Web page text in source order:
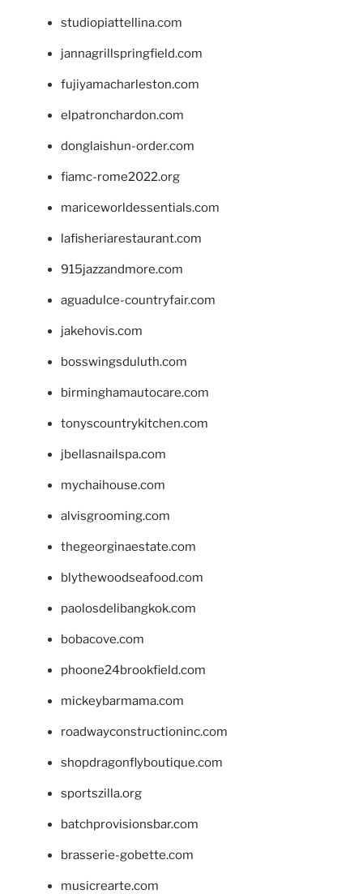
studiopiattellina.com
jannagrillspringfield.com
fujiyamacharleston.com
elpatronchardon.com
donglaishun-order.com
fiamc-rome2022.org
mariceworldessentials.com
lafisheriarestaurant.com
915jazzandmore.com
aguadulce-countryfair.com
jakehovis.com
bosswingsduluth.com
birminghamautocare.com
tonyscountrykitchen.com
jbellasnailspa.com
mychaihouse.com
alvisgrooming.com
thegeorginaestate.com
blythewoodseafood.com
paolosdelibangkok.com
bobacove.com
phoone24brookfield.com
mickeybarmama.com
roadwayconstructioninc.com
shopdragonflyboutique.com
sportszilla.org
batchprovisionsbar.com
brasserie-gobette.com
musicrearte.com